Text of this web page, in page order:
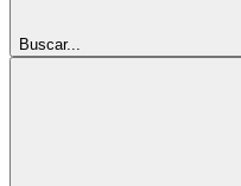
Buscar...